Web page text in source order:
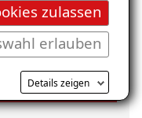
zulassen
erlauben
Details zeigen
Garage/Boden
anfordern